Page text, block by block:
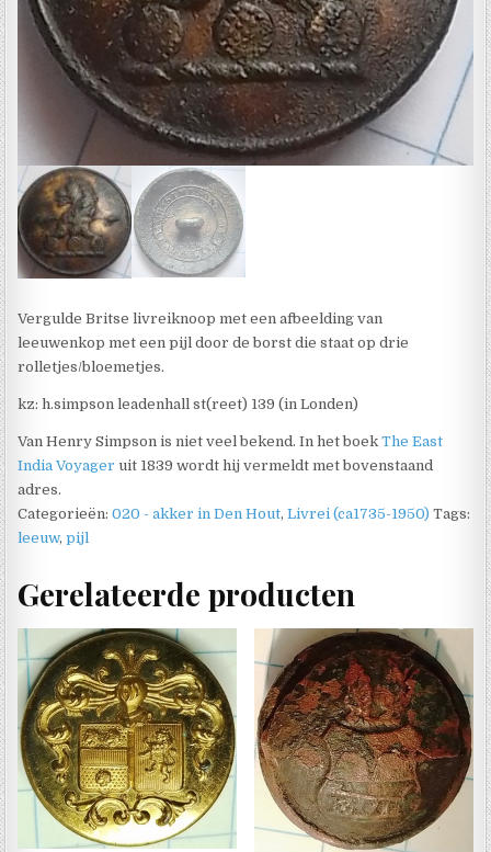
Vergulde Britse livreiknoop met een afbeelding van
leeuwenkop met een pijl door de borst die staat op drie
rolletjes/bloemetjes.
kz: h.simpson leadenhall st(reet) 139 (in Londen)
Van Henry Simpson is niet veel bekend. In het boekThe East
India Voyager uit 1839 wordt hij vermeldt met bovenstaand
adres.
Categorieën:020 - akker in Den Hout,Livrei (ca1735-1950) Tags:
leeuw,pijl
Gerelateerde producten